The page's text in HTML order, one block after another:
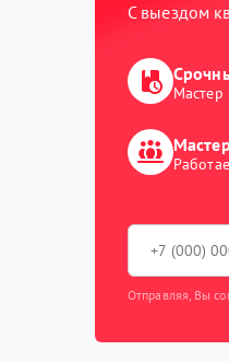
С выездом
Мастер
Отправляя, Вы